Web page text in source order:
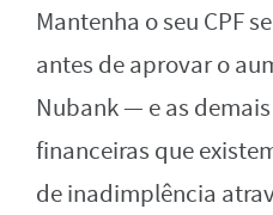
Mantenha o seu CPF
antes de aprovar o
Nubank — e as
financeiras que
de inadimplência